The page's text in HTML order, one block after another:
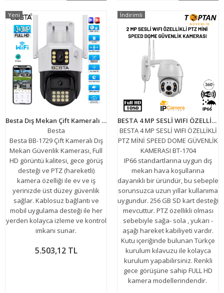
Besta Dış Mekan Çift Kameralı Gece Görüşlü Full Hd Ip Akıllı Güvenlik Kamerası PTZ GÜVENLİK KAMERASI BB-1729
Besta
Besta BB-1729 Çift Kameralı Dış
Mekan Güvenlik Kamerası, Full
HD görüntü kalitesi, gece görüş
desteği ve PTZ (hareketli)
kamera özelliği ile ev ve iş
yerinizde üst düzey güvenlik
sağlar. Kablosuz bağlantı ve
mobil uygulama desteği ile her
yerden kolayca izleme ve kontrol
imkanı sunar.
5.503,12 TL
Yeni
BESTA 4 MP SESLİ WIFI ÖZELLİKLİ PTZ MİNİ SPEED DOME GÜVENLİK KAMERASI BT-1704
BESTA 4 MP SESLİ WIFI ÖZELLİKLİ
PTZ MİNİ SPEED DOME GÜVENLİK
KAMERASI BT-1704
IP66 standartlarına uygun dış
mekan hava koşullarına
dayanıklı bir üründür, bu sebeple
sorunsuzca uzun yıllar kullanıma
uygundur. 256 GB SD kart desteği
mevcuttur. PTZ özellikli olması
sebebiyle sağa- sola , yukarı -
aşağı hareket kabiliyeti vardır.
Kutu içeriğinde bulunan Türkçe
kurulum kılavuzu ile kolayca
kurulum yapabilirsiniz. Renkli
gece görüşüne sahip FULL HD
kamera modellerindendir.
İndirimli